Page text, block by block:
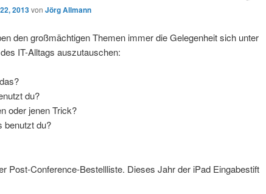
2013von Jörg Allmann
den großmächtigen Themen immer die Gelegenheit sich unter
IT-Alltags auszutauschen:
du?
oder jenen Trick?
benutzt du?
Post-Conference-Bestellliste. Dieses Jahr der iPad Eingabestift